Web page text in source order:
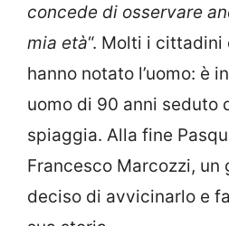
concede di osservare
mia età“. Molti i
hanno notato l’uomo: è
uomo di 90 anni seduto
spiaggia. Alla fine
Francesco Marcozzi, un
deciso di avvicinarlo e